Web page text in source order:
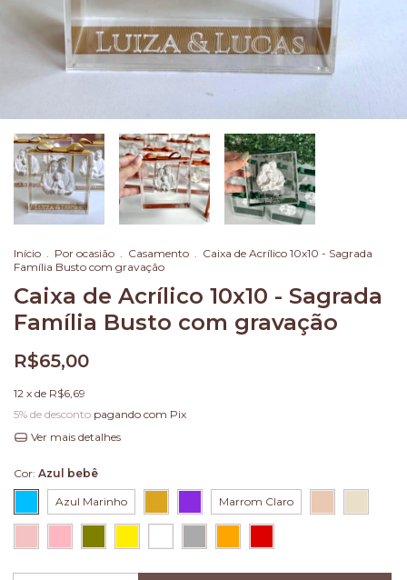
Início . Por ocasião . Casamento . Caixa de Acrílico 10x10 - Sagrada
Família Busto com gravação
Caixa de Acrílico 10x10 - Sagrada
Família Busto com gravação
R$65,00
12 x de R$6,69
5% de desconto pagando com Pix
Ver mais detalhes
Cor: Azul bebê
Azul Marinho Marrom Claro